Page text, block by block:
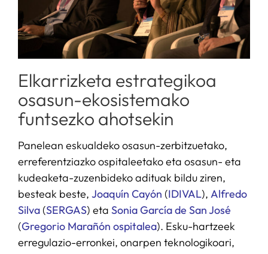
Elkarrizketa estrategikoa
osasun-ekosistemako
funtsezko ahotsekin
Panelean eskualdeko osasun-zerbitzuetako,
erreferentziazko ospitaleetako eta osasun- eta
kudeaketa-zuzenbideko adituak bildu ziren,
besteak beste, Joaquín Cayón (IDIVAL), Alfredo
Silva(SERGAS) eta Sonia García de San José
(Gregorio Marañón ospitalea). Esku-hartzeek
erregulazio-erronkei, onarpen teknologikoari,